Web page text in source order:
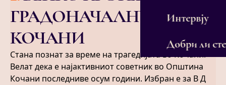
Интервју
Добри ли
ГРАДОНАЧАЛНИК НА
КОЧАНИ
Стана познат за време на трагедијата во Кочани.
Велат дека е најактивниот советник во Општина
Кочани последниве осум години. Избран е за В Д